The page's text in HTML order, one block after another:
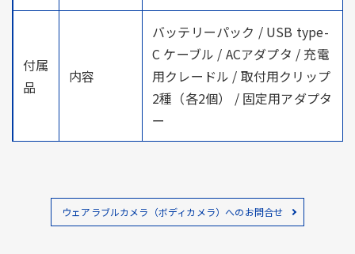
付属
品
内容
バッテリーパック / USB type-
C ケーブル / ACアダプタ / 充電
用クレードル / 取付用クリップ
2種（各2個） / 固定用アダプタ
ー
ウェアラブルカメラ（ボディカメラ）へのお問合せ